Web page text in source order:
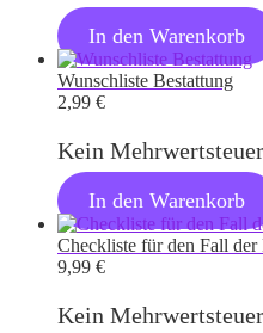
In den Warenkorb
Wunschliste Bestattung
2,99 €
Kein
In den Warenkorb
Checkliste für den Fall der
9,99 €
Kein